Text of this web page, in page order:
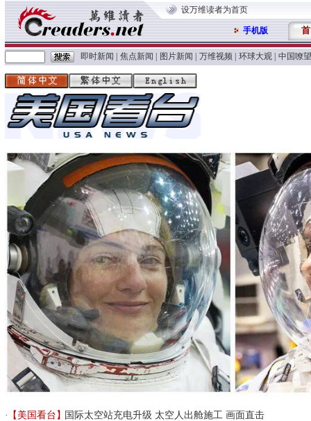
设万维读者为首页
手机版 首
即时新闻 焦点新闻 图片新闻 万维视频 环球大观 中国嘹望
【美国看台】 国际太空站充电升级 太空人出舱施工 画面直击